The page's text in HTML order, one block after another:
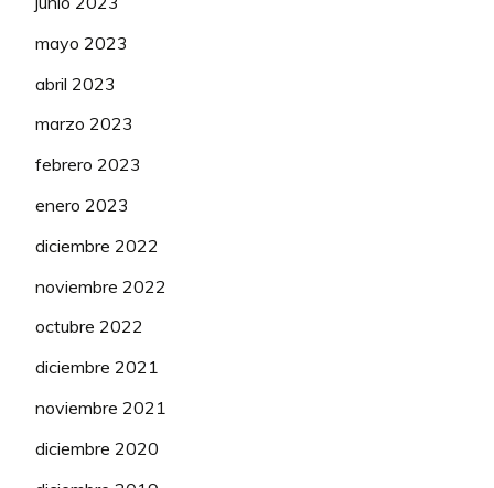
mayo 2023
abril 2023
marzo 2023
febrero 2023
enero 2023
diciembre 2022
noviembre 2022
octubre 2022
diciembre 2021
noviembre 2021
diciembre 2020